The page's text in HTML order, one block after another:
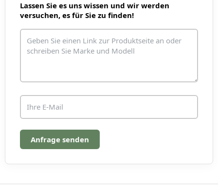
e
n
d
e
i
t
Lassen Sie es uns wissen und wir werden
versuchen, es für Sie zu finden!
Anfrage senden